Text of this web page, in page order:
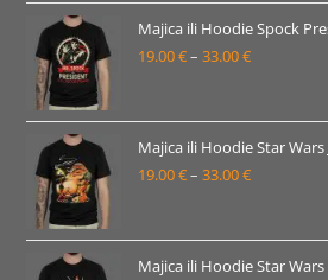
19.00 €
do
Majica ili Hoodie Spock
19.00€– 33.00€Raspon
19.00 €
do
Majica ili Hoodie Star Wars
19.00€– 33.00€Raspon
19.00 €
Majica ili Hoodie Star